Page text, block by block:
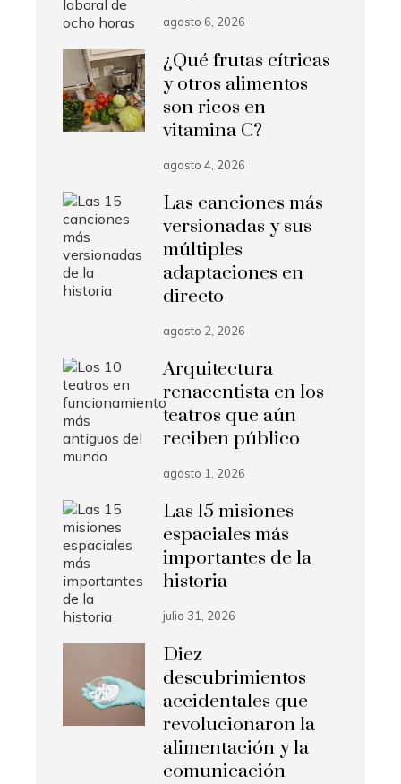
agosto 6, 2026
¿Qué frutas cítricas
y otros alimentos
son ricos en
vitamina C?
agosto 4, 2026
Las canciones más
versionadas y sus
múltiples
adaptaciones en
directo
agosto 2, 2026
Arquitectura
renacentista en los
teatros que aún
reciben público
agosto 1, 2026
Las 15 misiones
espaciales más
importantes de la
historia
julio 31, 2026
Diez
descubrimientos
accidentales que
revolucionaron la
alimentación y la
comunicación